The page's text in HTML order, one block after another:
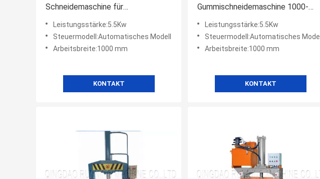
Schneidemaschine für
Verbundgummi/synthetischen
Gummi
Leistungsstärke:5.5Kw
Steuermodell:Automatisches Modell
Arbeitsbreite:1000 mm
KONTAKT
Gummischneidemaschine 1000-
Millimeter-Arbeitsbreite mit
150mm Durchmesser-Kolben
Leistungsstärke:5.5Kw
Steuermodell:Automatisches Modell
Arbeitsbreite:1000 mm
KONTAKT